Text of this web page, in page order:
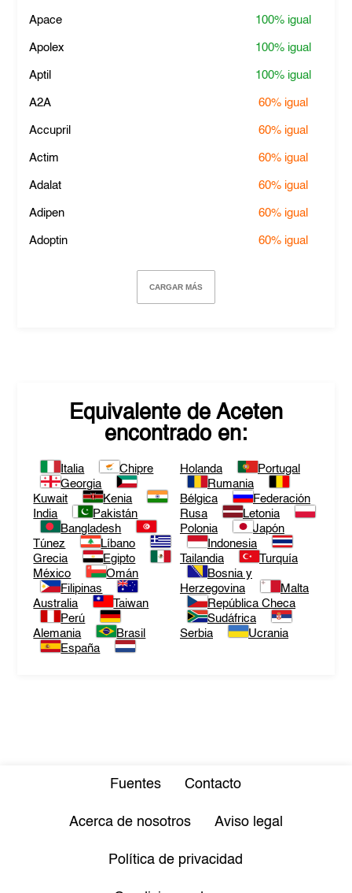
Apace 100% igual
Apolex 100% igual
Aptil 100% igual
A2A 60% igual
Accupril 60% igual
Actim 60% igual
Adalat 60% igual
Adipen 60% igual
Adoptin 60% igual
CARGAR MÁS
Equivalente de Aceten
encontrado en:
Italia
Chipre
Georgia
Kuwait
Kenia
India
Pakistán
Bangladesh
Túnez
Líbano
Grecia
Egipto
México
Omán
Filipinas
Australia
Taiwan
Perú
Alemania
Brasil
España
Holanda
Portugal
Rumania
Bélgica
Federación
Rusa
Letonia
Polonia
Japón
Indonesia
Tailandia
Turquía
Bosnia y
Herzegovina
Malta
República Checa
Sudáfrica
Serbia
Ucrania
Fuentes Contacto
Acerca de nosotros Aviso legal
Política de privacidad